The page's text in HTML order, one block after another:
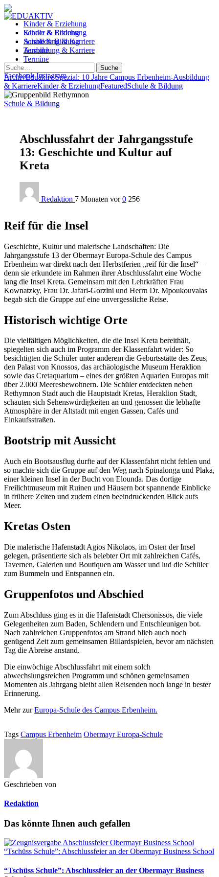
Kinder & Erziehung
Schule & Bildung
Ausbildung & Karriere
Termine
Facebook Instagram
Kinder & Erziehung
Schule & Bildung
Ausbildung & Karriere
Termine
Suche
ArchivEduaktiv Spezial: 10 Jahre Campus Erbenheim-Ausbildung
& KarriereKinder & ErziehungFeaturedSchule & Bildung
Schule & Bildung
Abschlussfahrt der Jahrgangsstufe
13: Geschichte und Kultur auf
Kreta
Redaktion 7 Monaten vor 0 256
Reif für die Insel
Geschichte, Kultur und malerische Landschaften: Die
Jahrgangsstufe 13 der Obermayr Europa-Schule des Campus
Erbenheim war direkt nach den Herbstferien „reif für die Insel“ –
denn sie erkundete im Rahmen ihrer Abschlussfahrt eine Woche
lang die Insel Kreta. Gemeinsam mit den Lehrkräften Frau
Kownatzky, Frau Dr. Jafari-Gorzini und Herrn Dr. Mpoukouvalas
begab sich die Gruppe auf eine unvergessliche Reise.
Historisch wichtige Orte
Die vielfältigen Möglichkeiten, die die Insel Kreta bereithält,
spiegelten sich auch im Programm der Klassenfahrt wider: So
besichtigten die Schüler unter anderem die Geburtsstätte des Zeus,
den Palast von Knossos, das archäologische Museum Heraklion
sowie das Cretaquarium – eines der größten Aquarien Europas mit
über 2.000 Meeresbewohnern. Die Schüler entdeckten neben
Rethymnon Stadt auch die Hauptstadt Kretas, Heraklion Stadt,
schauten sich Sehenswürdigkeiten an und genossen die lebhafte
Atmosphäre in der Altstadt mit engen Gassen, Cafés und
Einkaufsstraßen.
Bootstrip mit Aussicht
Auch ein Bootsausflug durfte auf der Klassenfahrt nicht fehlen und
so machte sich die Gruppe auf den Weg nach Spinalonga und Plaka,
einer kleinen Insel in der Bucht von Elounda. Das dortige
Freilichtmuseum mit Ruinen und Häusern bot spannende Einblicke
in frühere Zeiten und zudem einen beeindruckenden Blick aufs
Meer.
Kretas Osten
Die malerische Hafenstadt Agios Nikolaos, im Osten der Insel
gelegen, präsentierte sich als belebter Ort mit zahlreichen Cafés,
Tavernen, Galerien und Boutiquen am Wasser und lud die Schüler
zum Bummeln und Entspannen ein.
Gruppenfotos und Abschied
Zum Abschluss ging es in die Hafenstadt Chersonissos, die viele
Gelegenheiten zum Baden, Schlendern und Entschleunigen bot.
Nach zahlreichen Gruppenfotos am Strand blieb auch noch
genügend Zeit zum gemeinsamen Billardspielen, bevor am nächsten
Tag die Abreise anstand.
Die einwöchige Abschlussfahrt mit einem solch
abwechslungsreichen Programm und schönen gemeinsamen
Momenten als Jahrgang bleibt allen Reisenden noch lange in bester
Erinnerung.
Mehr zurEuropa-Schule des Campus Erbenheim.
Tags Campus Erbenheim Obermayr Europa-Schule
Geschrieben von
Redaktion
Das könnte Ihnen auch gefallen
“Tschüss Schule”: Abschlussfeier an der Obermayr Business School
“Tschüss Schule”: Abschlussfeier an der Obermayr Business